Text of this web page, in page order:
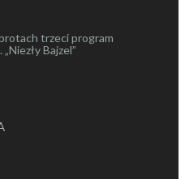
trzeci program
Bajzel”